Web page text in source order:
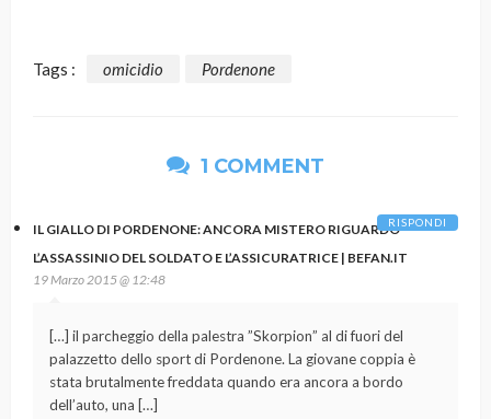
Tags : omicidio Pordenone
1 COMMENT
IL GIALLO DI PORDENONE: ANCORA MISTERO RIGUARDO
L’ASSASSINIO DEL SOLDATO E L’ASSICURATRICE | BEFAN.IT
19 Marzo 2015 @ 12:48
[…] il parcheggio della palestra ”Skorpion” al di fuori del
palazzetto dello sport di Pordenone. La giovane coppia è
stata brutalmente freddata quando era ancora a bordo
dell’auto, una […]
RISPONDI